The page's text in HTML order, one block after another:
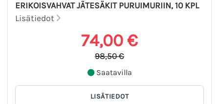
ERIKOISVAHVAT JÄTESÄKIT PURUIMURIIN, 10 KPL
Lisätiedot
74,00 €
98,50 €
Saatavilla